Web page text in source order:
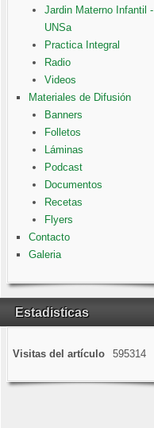
Jardin Materno Infantil -
UNSa
Practica Integral
Radio
Videos
Materiales de Difusión
Banners
Folletos
Láminas
Podcast
Documentos
Recetas
Flyers
Contacto
Galeria
Estadisticas
Visitas del artículo 595314